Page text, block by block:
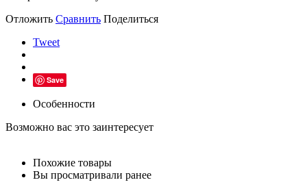
Отложить Сравнить Поделиться
Tweet
Save
Особенности
Возможно вас это заинтересует
Похожие товары
Вы просматривали ранее